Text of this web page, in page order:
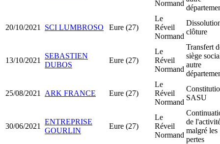
Normand
20/10/2021 SCI LUMBROSO Eure (27)
Le
Réveil
Normand
clôture
13/10/2021
SEBASTIEN
DUBOS
Eure (27)
Le
Réveil
Normand
Transfert
siège
autre
25/08/2021 ARK FRANCE Eure (27)
Le
Réveil
Normand
SASU
30/06/2021
ENTREPRISE
GOURLIN
Eure (27)
Le
Réveil
Normand
de
malgré les
pertes